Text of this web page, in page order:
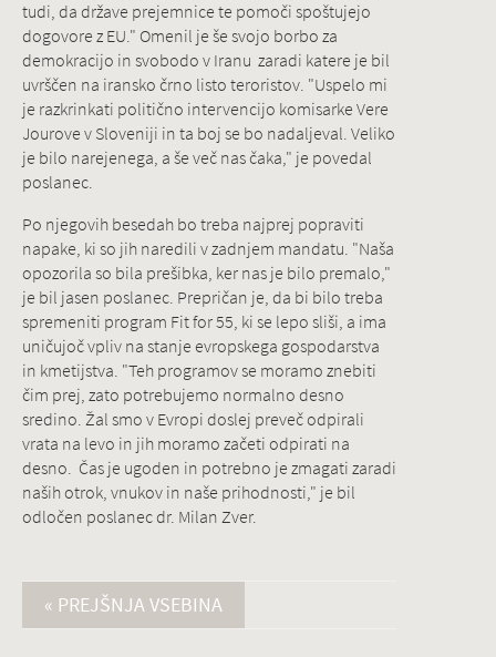
tudi, da države prejemnice te pomoči spoštujejo
dogovore z EU." Omenil je še svojo borbo za
demokracijo in svobodo v Iranu zaradi katere je bil
uvrščen na iransko črno listo teroristov. "Uspelo mi
je razkrinkati politično intervencijo komisarke Vere
Jourove v Sloveniji in ta boj se bo nadaljeval. Veliko
je bilo narejenega, a še več nas čaka," je povedal
poslanec.
Po njegovih besedah bo treba najprej popraviti
napake, ki so jih naredili v zadnjem mandatu. "Naša
opozorila so bila prešibka, ker nas je bilo premalo,"
je bil jasen poslanec. Prepričan je, da bi bilo treba
spremeniti program Fit for 55, ki se lepo sliši, a ima
uničujoč vpliv na stanje evropskega gospodarstva
in kmetijstva. "Teh programov se moramo znebiti
čim prej, zato potrebujemo normalno desno
sredino. Žal smo v Evropi doslej preveč odpirali
vrata na levo in jih moramo začeti odpirati na
desno. Čas je ugoden in potrebno je zmagati zaradi
naših otrok, vnukov in naše prihodnosti," je bil
odločen poslanec dr. Milan Zver.
« PREJŠNJA VSEBINA